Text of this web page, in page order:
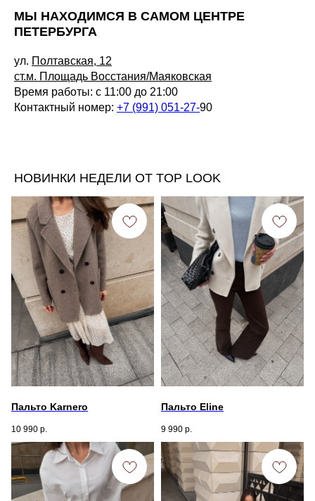
МЫ НАХОДИМСЯ В САМОМ ЦЕНТРЕ
ПЕТЕРБУРГА
ул. Полтавская, 12
ст.м. Площадь Восстания/Маяковская
Время работы: с 11:00 до 21:00
Контактный номер: +7 (991) 051-27-90
НОВИНКИ НЕДЕЛИ ОТ TOP LOOK
Пальто Karnero
10 990 р.
Пальто Eline
9 990 р.